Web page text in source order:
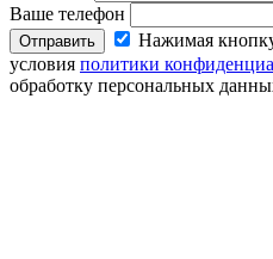
Ваше телефон
Отправить
Нажимая
условия политики
обработку персональных